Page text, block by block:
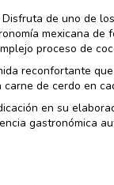
de uno de
mexicana de
proceso de
reconfortante
de cerdo en
en su
gastronómica